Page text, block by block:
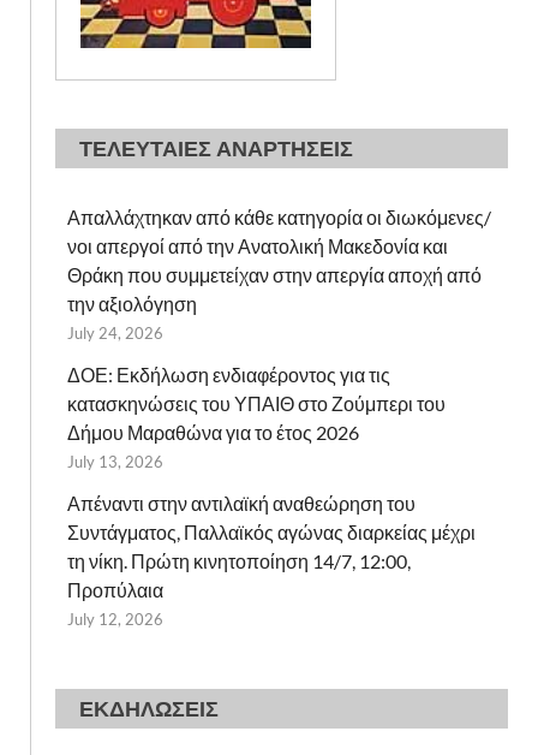
ΤΕΛΕΥΤΑΙΕΣ ΑΝΑΡΤΗΣΕΙΣ
Απαλλάχτηκαν από κάθε κατηγορία οι διωκόμενες/
νοι απεργοί από την Ανατολική Μακεδονία και
Θράκη που συμμετείχαν στην απεργία αποχή από
την αξιολόγηση
July 24, 2026
ΔΟΕ: Εκδήλωση ενδιαφέροντος για τις
κατασκηνώσεις του ΥΠΑΙΘ στο Ζούμπερι του
Δήμου Μαραθώνα για το έτος 2026
July 13, 2026
Απέναντι στην αντιλαϊκή αναθεώρηση του
Συντάγματος, Παλλαϊκός αγώνας διαρκείας μέχρι
τη νίκη. Πρώτη κινητοποίηση 14/7, 12:00,
Προπύλαια
July 12, 2026
ΕΚΔΗΛΩΣΕΙΣ